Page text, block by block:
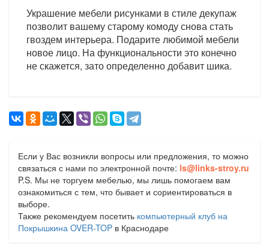
Украшение мебели рисунками в стиле декупаж
позволит вашему старому комоду снова стать
гвоздем интерьера. Подарите любимой мебели
новое лицо. На функциональности это конечно
не скажется, зато определенно добавит шика.
Если у Вас возникли вопросы или предложения, то можно
связаться с нами по электронной почте: ls@links-stroy.ru
P.S. Мы не торгуем мебелью, мы лишь помогаем вам
ознакомиться с тем, что бывает и сориентироваться в
выборе.
Также рекомендуем посетить компьютерный клуб на
Покрышкина OVER-TOP в Краснодаре